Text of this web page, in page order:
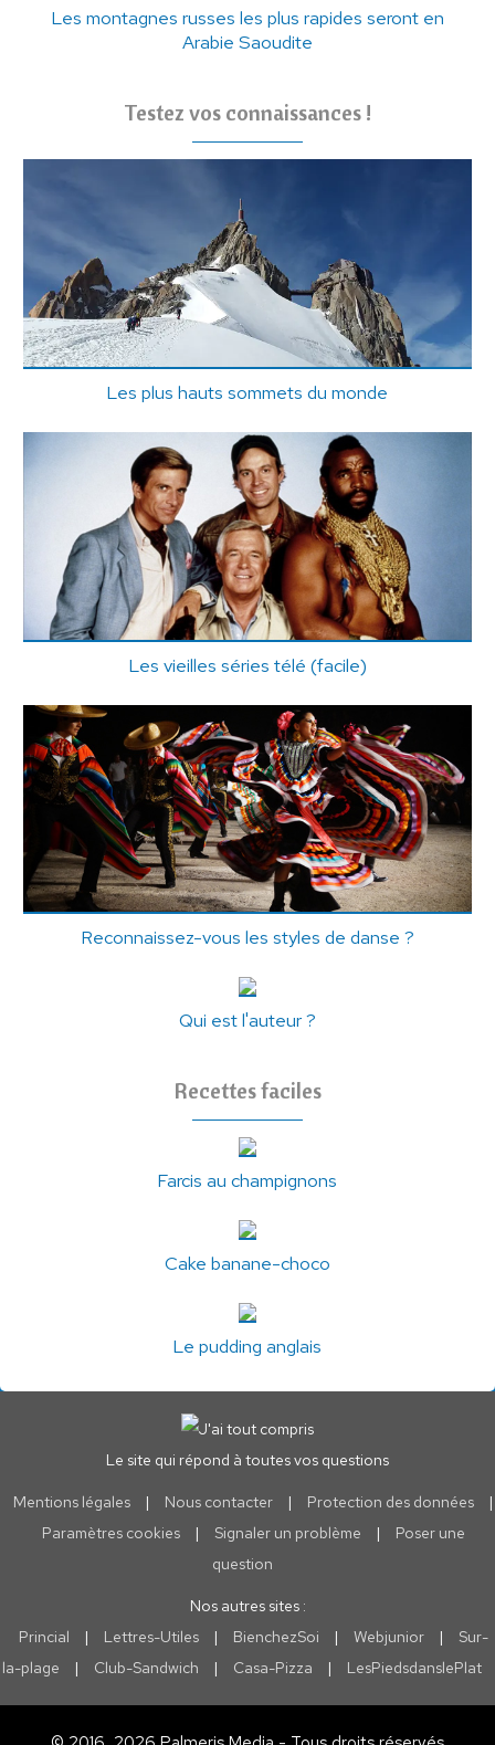
Les montagnes russes les plus rapides seront en
Arabie Saoudite
Testez vos connaissances !
Les plus hauts sommets du monde
Les vieilles séries télé (facile)
Reconnaissez-vous les styles de danse ?
Qui est l'auteur ?
Recettes faciles
Farcis au champignons
Cake banane-choco
Le pudding anglais
Le site qui répond à toutes vos questions
Mentions légales | Nous contacter | Protection des données
|
Paramètres cookies
| Signaler un problème |
Poser une
question
Nos autres sites :
Princial
| Lettres-Utiles | BienchezSoi | Webjunior |
Sur-
la-plage
| Club-Sandwich | Casa-Pizza | LesPiedsdanslePlat